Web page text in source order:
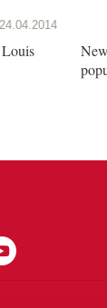
24.04.2014